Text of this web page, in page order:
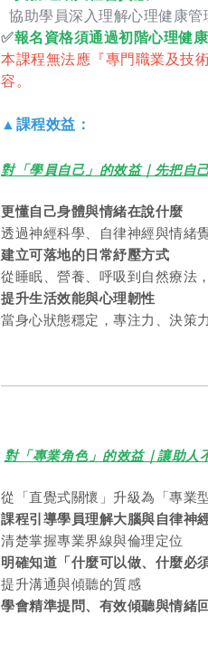
協助學員深入理解心理健康管
✅報名資格須通過初階心理健
本課程無法應『專門職業及技
容。
▲課程效益：
對「學員自己」的效益｜先把自
更懂自己身體與情緒在說什麼
透過神經科學、自律神經與情緒
建立可落地的日常紓壓方式
從睡眠、營養、呼吸到自然療法
提升生活效能與心理韌性
當身心狀態穩定，專注力、決策
對「專業角色」的效益｜讓助人
從「直覺式關懷」升級為「專業
課程引導學員理解大腦與自律神
清楚掌握專業界線與倫理定位
明確知道「什麼可以做、什麼必
提升溝通與傾聽的質感
學會精準提問、有效傾聽與情緒